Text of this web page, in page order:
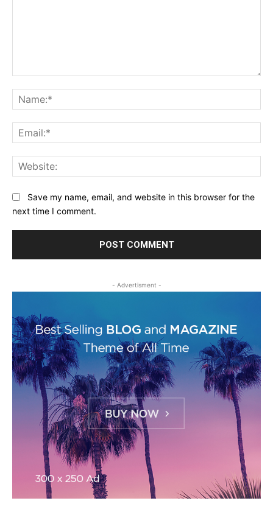
Save my name, email, and website in this browser for the
next time I comment.
- Advertisment -